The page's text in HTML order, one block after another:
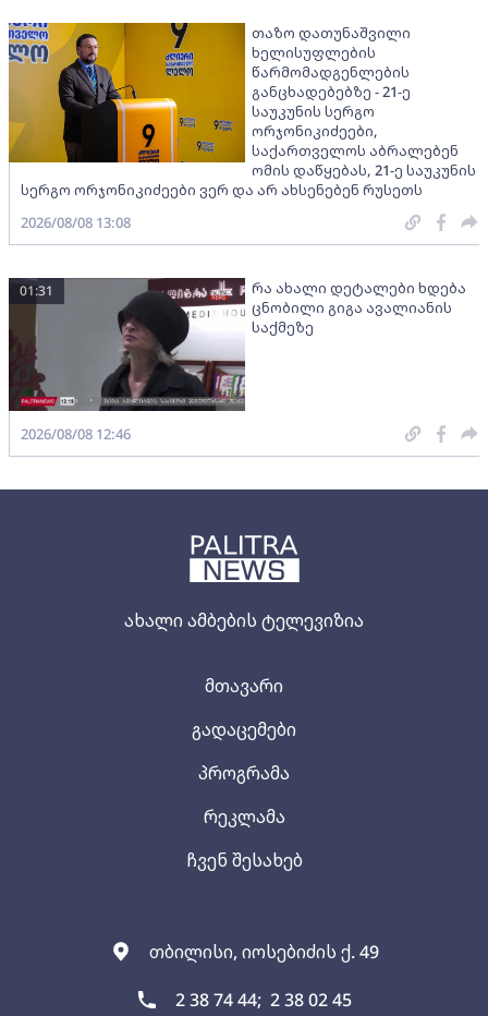
ახალი ამბების ტელევიზია
თბილისი, იოსებიძის ქ. 49
2 38 74 44; 2 38 02 45
მთავარი
გადაცემები
პროგრამა
რეკლამა
ჩვენ შესახებ
თაზო დათუნაშვილი
ხელისუფლების
წარმომადგენლების
განცხადებებზე - 21-ე
საუკუნის სერგო
ორჯონიკიძეები,
საქართველოს აბრალებენ
ომის დაწყებას, 21-ე საუკუნის
სერგო ორჯონიკიძეები ვერ და არ ახსენებენ რუსეთს
2026/08/08 13:08
რა ახალი დეტალები ხდება
ცნობილი გიგა ავალიანის
საქმეზე
01:31
2026/08/08 12:46